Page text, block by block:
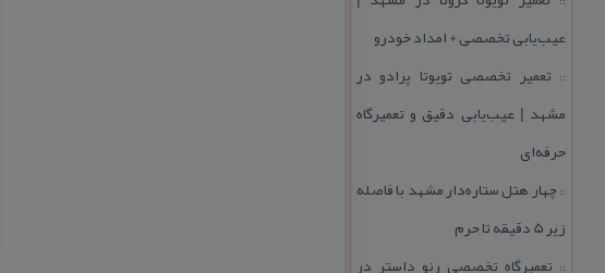
عیب‌یابی تخصصی + امداد خودرو
:: تعمیر تخصصی تویوتا پرادو در
مشهد | عیب‌یابی دقیق و تعمیرگاه
حرفه‌ای
::چهار هتل‌ ستاره‌دار مشهد با فاصله
زیر 5 دقیقه تا حرم
:: تعمیرگاه تخصصی رنو داستر در